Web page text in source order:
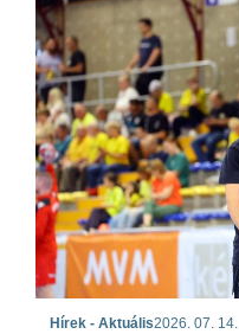
Hírek - Aktuális2026. 07. 14.